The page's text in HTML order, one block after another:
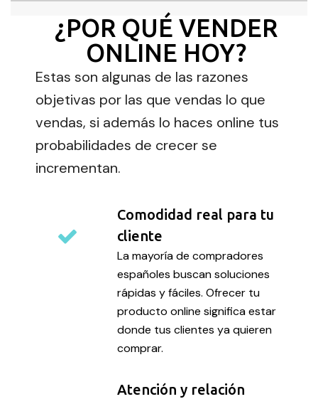
¿POR QUÉ VENDER
ONLINE HOY?
Estas son algunas de las razones
objetivas por las que vendas lo que
vendas, si además lo haces online tus
probabilidades de crecer se
incrementan.
Comodidad real para tu
cliente
La mayoría de compradores
españoles buscan soluciones
rápidas y fáciles. Ofrecer tu
producto online significa estar
donde tus clientes ya quieren
comprar.
Atención y relación